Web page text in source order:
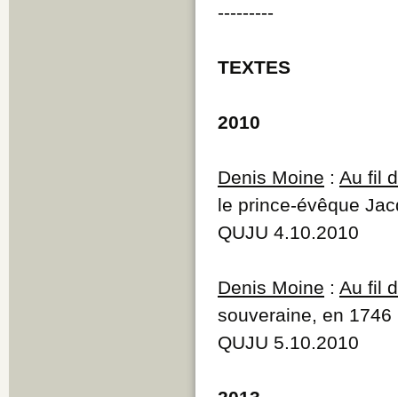
---------
TEXTES
2010
Denis Moine : Au fil
le prince-évêque
QUJU 4.10.2010
Denis Moine : Au fil
souveraine, en
QUJU 5.10.2010